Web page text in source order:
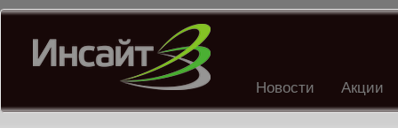
Перейти
основному
содержанию
Новости Акции